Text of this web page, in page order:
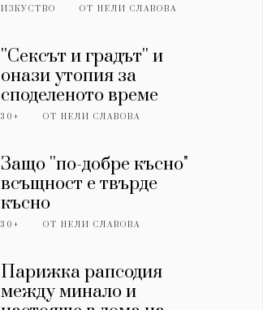
ИЗКУСТВО ОТНЕЛИ СЛАВОВА
''Сексът и градът'' и
онази утопия за
споделеното време
30+ ОТНЕЛИ СЛАВОВА
Защо ''по-добре късно"
всъщност е твърде
късно
30+ ОТНЕЛИ СЛАВОВА
Парижка рапсодия
между минало и